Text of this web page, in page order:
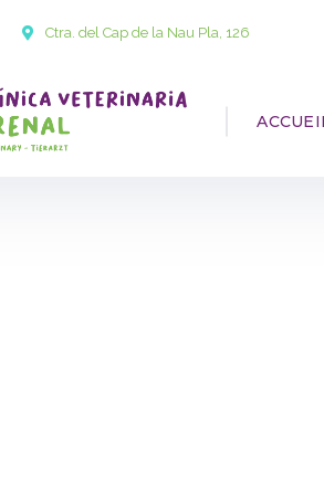
Ctra. del Cap de la Nau Pla, 126